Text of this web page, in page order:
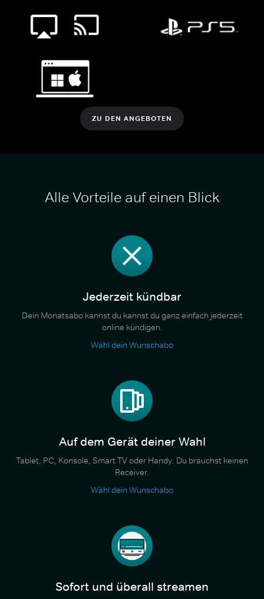
ZU DEN ANGEBOTEN
Alle Vorteile auf einen Blick
Jederzeit kündbar
Dein Monatsabo kannst du kannst du ganz einfach jederzeit
online kündigen.
Wähl dein Wunschabo
Auf dem Gerät deiner Wahl
Tablet, PC, Konsole, Smart TV oder Handy. Du brauchst keinen
Receiver.
Wähl dein Wunschabo
Sofort und überall streamen